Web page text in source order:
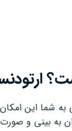
به شما این
بینی و صورت